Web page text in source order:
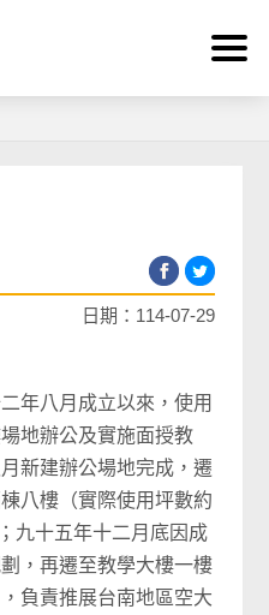
日期：114-07-29
年八月成立以來，使用
地辦公及實施面授教
新建辦公場地完成，遷
八樓（實際使用坪數約
九十五年十二月底因成
，再遷至教學大樓一樓
，負責推展台南地區空大